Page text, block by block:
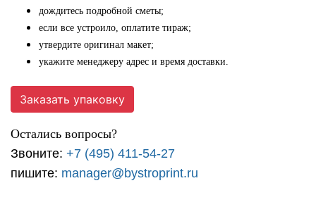
дождитесь подробной сметы;
если все устроило, оплатите тираж;
утвердите оригинал макет;
укажите менеджеру адрес и время доставки.
Заказать упаковку
Остались вопросы?
Звоните: +7 (495) 411-54-27
пишите: manager@bystroprint.ru